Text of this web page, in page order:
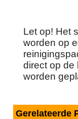
Let op! Het
worden op
direct op de
worden
Gerelateerde